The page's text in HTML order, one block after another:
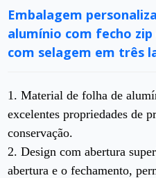
Embalagem
alumínio com fecho
com selagem em três
1. Material de folha de
excelentes propriedades de
conservação.
2. Design com abertura
abertura e o fechamento,